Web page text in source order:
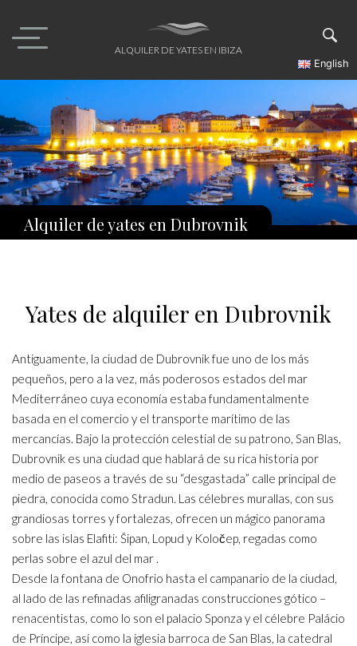
content
ALQUILER DE YATES EN IBIZA
English
Alquiler de yates en Dubrovnik
Yates de alquiler en Dubrovnik
Antiguamente, la ciudad de Dubrovnik fue uno de los más
pequeños, pero a la vez, más poderosos estados del mar
Mediterráneo cuya economía estaba fundamentalmente
basada en el comercio y el transporte marítimo de las
mercancías. Bajo la protección celestial de su patrono, San Blas,
Dubrovnik es una ciudad que hablará de su rica historia por
medio de paseos a través de su “desgastada” calle principal de
piedra, conocida como Stradun. Las célebres murallas, con sus
grandiosas torres y fortalezas, ofrecen un mágico panorama
sobre las islas Elafiti: Šipan, Lopud y Koločep, regadas como
perlas sobre el azul del mar .
Desde la fontana de Onofrio hasta el campanario de la ciudad,
al lado de las refinadas afiligranadas construcciones gótico –
renacentistas, como lo son el palacio Sponza y el célebre Palácio
de Príncipe, así como la iglesia barroca de San Blas, la catedral